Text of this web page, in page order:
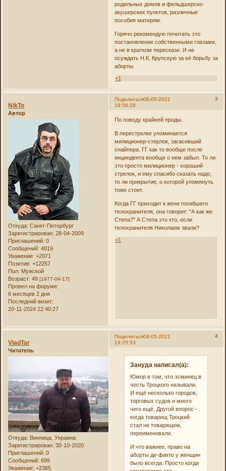
родильных домов и фельдшерско-
акушерских пунктов, различные
пособия матерям.
Горячо рекомендую почитать это
постановление собственными глазами,
а не в кратком пересказе. И не
осуждать Н.К. Крупскую за её борьбу за
аборты.
+1
Поделиться 3
08-05-2021
18:56:28
NikTo
Автор
Откуда: Санкт-Петербург
Зарегистрирован: 28-04-2009
Приглашений: 0
Сообщений: 4819
Уважение: +2071
Позитив: +12257
Пол: Мужской
Возраст: 49[1977-04-17]
Провел на форуме:
6 месяцев 2 дня
Последний визит:
20-11-2024 22:40:27
По поводу крайней проды.
В перестрелке упоминается
милиционер-стерлок, загасивший
снайпера. ГГ как то вообще после
инциндента вообще о нем забыл. То ли
это просто милиционер - хороший
стрелок, и ему спасибо сказать надо,
то ли прикрытие, о которой упомянуть
тоже стоит.
Когда ГГ приходит к жене погибшего
телохранителя, она говорит: "А как же
Степа?" А Степа это кто, если
телохранителя Николаем звали?
+1
Поделиться 4
08-05-2021
19:25:53
VladTar
Читатель
Откуда: Винница, Украина
Зарегистрирован: 30-10-2020
Приглашений: 0
Сообщений: 699
Уважение: +2365
Зануда написал(а):
Юмор в том, что эсминец в
честь Троцкого называли.
И ещё несколько городов,
торговых судов и много
чего ещё. Другой впорос -
когда товарищ Троцкий
стал не товарищем,
переименовали.
И что важнее, право на
аборты де-факто у женщин
было всегда. Просто когда